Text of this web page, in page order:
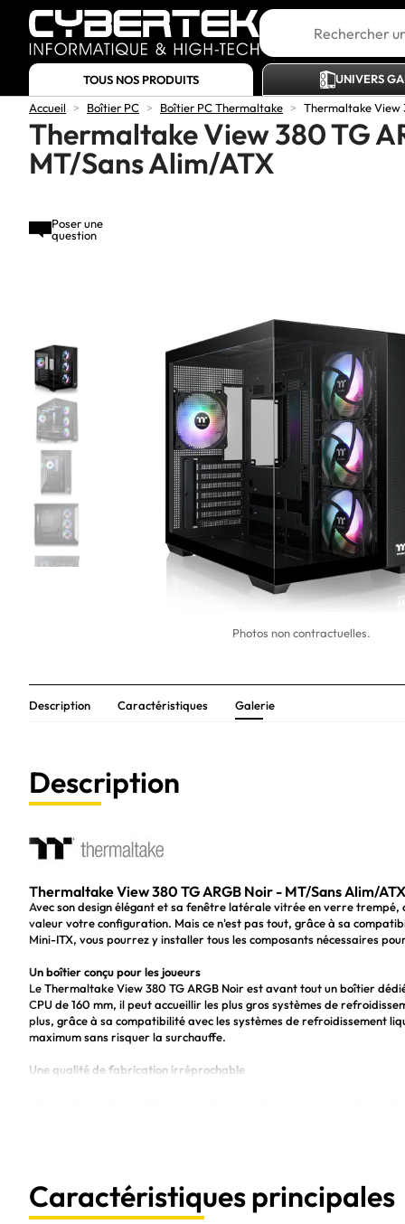
TOUS NOS PRODUITS UNIVERS
Accueil
> Boîtier PC > Boîtier PC Thermaltake > Thermaltake View
Thermaltake View 380 TG
MT/Sans Alim/ATX
Poser une
question
Photos non contractuelles.
Description Caractéristiques Galerie
Description
Thermaltake View 380 TG ARGB Noir - MT/Sans Alim/ATX
Avec son design élégant et sa fenêtre latérale vitrée en verre
valeur votre configuration. Mais ce n'est pas tout, grâce à sa
Mini-ITX, vous pourrez y installer tous les composants nécessaires
Un boîtier conçu pour les joueurs
Le Thermaltake View 380 TG ARGB Noir est avant tout un boîtier
CPU de 160 mm, il peut accueillir les plus gros systèmes de
plus, grâce à sa compatibilité avec les systèmes de refroidissement
maximum sans risquer la surchauffe.
Une qualité de fabrication irréprochable
configuration. De plus, avec ses LED RGB, ce boîtier apportera une
Hauteur de ventilateur CPU de 160 mm pour une meilleure
Système de refroidissement liquide compatible pour des
Construction en acier et fenêtre latérale en verre trempé pour une
Caractéristiques principales